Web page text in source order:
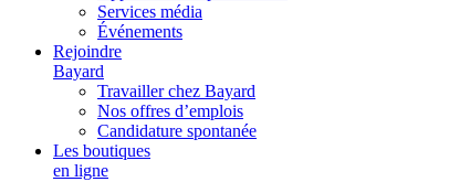
Services média
Événements
Rejoindre
Bayard
Travailler chez Bayard
Nos offres d’emplois
Candidature spontanée
Les boutiques
en ligne